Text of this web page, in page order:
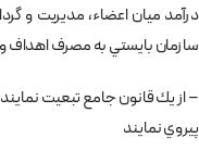
درآمد ميان اعضاء، مديريت و
سازمان بايستي به مصرف اهداف
– از يك قانون جامع تبعيت
پيروي نمايند